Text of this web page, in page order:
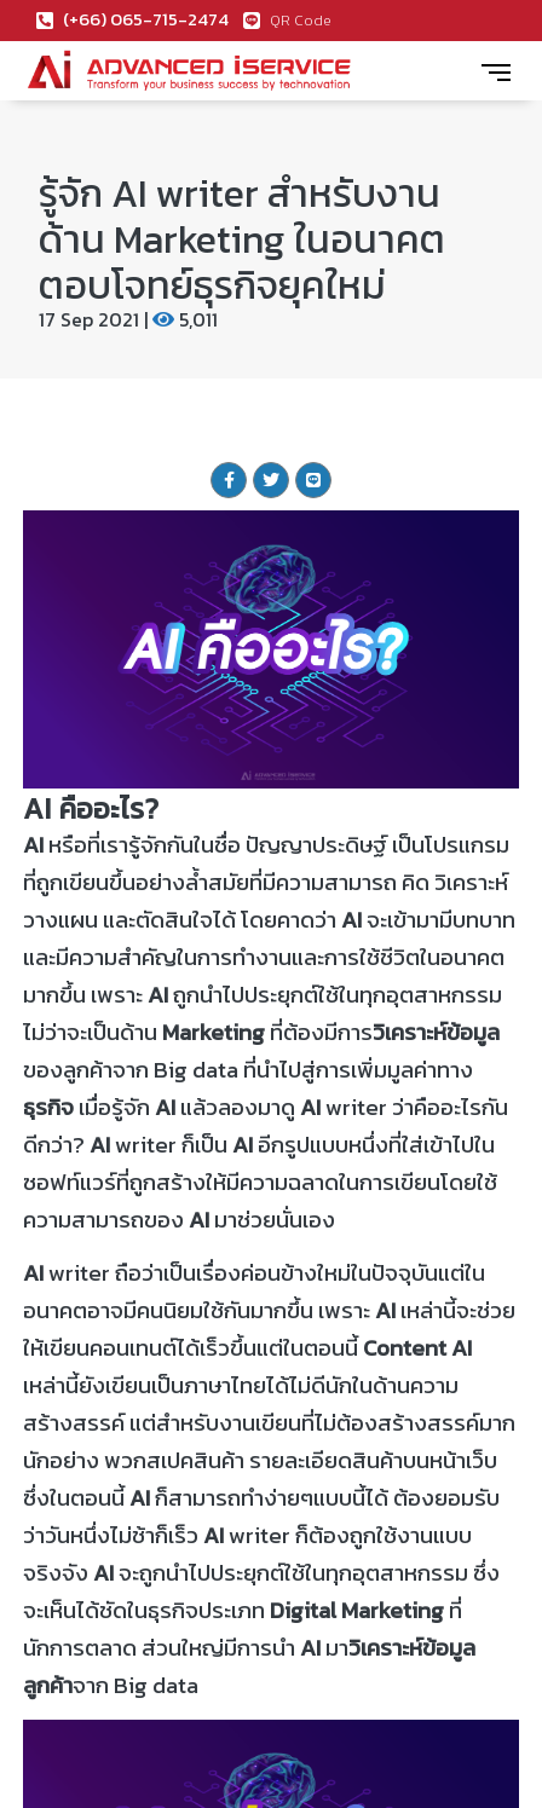
(+66) 065-715-2474 QR Code
รู้จัก AI writer สำหรับงาน
ด้าน Marketing ในอนาคต
ตอบโจทย์ธุรกิจยุคใหม่
17 Sep 2021 | 5,011
AI คืออะไร?
AIหรือที่เรารู้จักกันในชื่อ ปัญญาประดิษฐ์ เป็นโปรแกรม
ที่ถูกเขียนขึ้นอย่างล้ำสมัยที่มีความสามารถ คิด วิเคราะห์
วางแผน และตัดสินใจได้ โดยคาดว่าAIจะเข้ามามีบทบาท
และมีความสำคัญในการทำงานและการใช้ชีวิตในอนาคต
มากขึ้น เพราะAIถูกนำไปประยุกต์ใช้ในทุกอุตสาหกรรม
ไม่ว่าจะเป็นด้าน Marketingที่ต้องมีการวิเคราะห์ข้อมูล
ของลูกค้าจาก Big data ที่นำไปสู่การเพิ่มมูลค่าทาง
ธุรกิจเมื่อรู้จักAIแล้วลองมาดูAIwriter ว่าคืออะไรกัน
ดีกว่า?AIwriter ก็เป็นAIอีกรูปแบบหนึ่งที่ใส่เข้าไปใน
ซอฟท์แวร์ที่ถูกสร้างให้มีความฉลาดในการเขียนโดยใช้
ความสามารถของAIมาช่วยนั่นเอง
AIwriter ถือว่าเป็นเรื่องค่อนข้างใหม่ในปัจจุบันแต่ใน
อนาคตอาจมีคนนิยมใช้กันมากขึ้น เพราะAIเหล่านี้จะช่วย
ให้เขียนคอนเทนต์ได้เร็วขึ้นแต่ในตอนนี้Content AI
เหล่านี้ยังเขียนเป็นภาษาไทยได้ไม่ดีนักในด้านความ
สร้างสรรค์ แต่สำหรับงานเขียนที่ไม่ต้องสร้างสรรค์มาก
นักอย่าง พวกสเปคสินค้า รายละเอียดสินค้าบนหน้าเว็บ
ซึ่งในตอนนี้AIก็สามารถทำง่ายๆแบบนี้ได้ ต้องยอมรับ
ว่าวันหนึ่งไม่ช้าก็เร็วAIwriter ก็ต้องถูกใช้งานแบบ
จริงจังAIจะถูกนำไปประยุกต์ใช้ในทุกอุตสาหกรรม ซึ่ง
จะเห็นได้ชัดในธุรกิจประเภท Digital Marketingที่
นักการตลาด ส่วนใหญ่มีการนำAIมาวิเคราะห์ข้อมูล
ลูกค้าจาก Big data